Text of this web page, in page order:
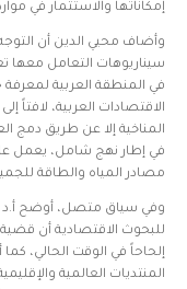
إمكاناتها والاستثمار في
وأضاف محيي الدين أن
سيناريوهات التعامل معها
في المنطقة العربية لمعرفة
الاقتصادات العربية، لافتاً
المناخية إلا عن طريق دمج
في إطار نهج شامل، يعمل
مصادر المياه والطاقة
وفي سياق متصل، أوضح أ.د
للبحوث الاقتصادية أن قضية
إلحاحاً في الوقت الحالي،
المنتديات العالمية